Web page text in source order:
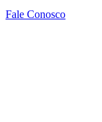
Fale Conosco